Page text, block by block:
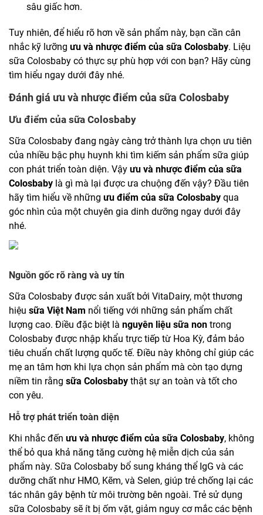
sâu giấc hơn.
Tuy nhiên, để hiểu rõ hơn về sản phẩm này, bạn cần cân
nhắc kỹ lưỡng ưu và nhược điểm của sữa Colosbaby. Liệu
sữa Colosbaby có thực sự phù hợp với con bạn? Hãy cùng
tìm hiểu ngay dưới đây nhé.
Đánh giá ưu và nhược điểm của sữa Colosbaby
Ưu điểm của sữa Colosbaby
Sữa Colosbaby đang ngày càng trở thành lựa chọn ưu tiên
của nhiều bậc phụ huynh khi tìm kiếm sản phẩm sữa giúp
con phát triển toàn diện. Vậy ưu và nhược điểm của sữa
Colosbaby là gì mà lại được ưa chuộng đến vậy? Đầu tiên
hãy tìm hiểu về những ưu điểm của sữa Colosbaby qua
góc nhìn của một chuyên gia dinh dưỡng ngay dưới đây
nhé.
Nguồn gốc rõ ràng và uy tín
Sữa Colosbaby được sản xuất bởi VitaDairy, một thương
hiệu sữa Việt Nam nổi tiếng với những sản phẩm chất
lượng cao. Điều đặc biệt là nguyên liệu sữa non trong
Colosbaby được nhập khẩu trực tiếp từ Hoa Kỳ, đảm bảo
tiêu chuẩn chất lượng quốc tế. Điều này không chỉ giúp các
mẹ an tâm hơn khi lựa chọn sản phẩm mà còn tạo dựng
niềm tin rằng sữa Colosbaby thật sự an toàn và tốt cho
con yêu.
Hỗ trợ phát triển toàn diện
Khi nhắc đến ưu và nhược điểm của sữa Colosbaby, không
thể bỏ qua khả năng tăng cường hệ miễn dịch của sản
phẩm này. Sữa Colosbaby bổ sung kháng thể IgG và các
dưỡng chất như HMO, Kẽm, và Selen, giúp trẻ chống lại các
tác nhân gây bệnh từ môi trường bên ngoài. Trẻ sử dụng
sữa Colosbaby sẽ ít bị ốm vặt, giảm nguy cơ mắc các bệnh